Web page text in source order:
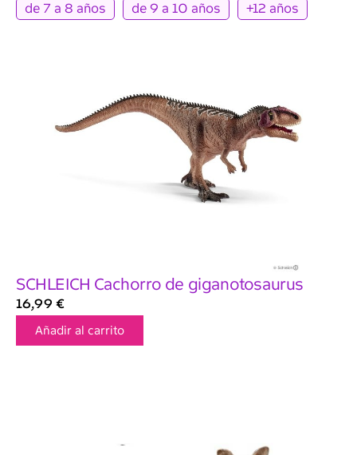
de 7 a 8 años
de 9 a 10 años +12 años
SCHLEICH Cachorro de giganotosaurus
16,99 €
Añadir al carrito